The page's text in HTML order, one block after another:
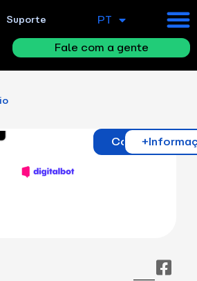
Suporte PT
EN
Fale com a gente
Contato